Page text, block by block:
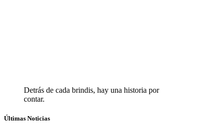
Detrás de cada brindis, hay una historia por
contar.
Últimas Noticias